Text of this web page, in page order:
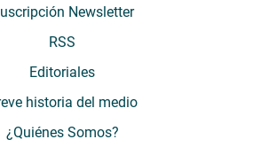
Newsletter
RSS
Editoriales
historia del medio
¿Quiénes Somos?